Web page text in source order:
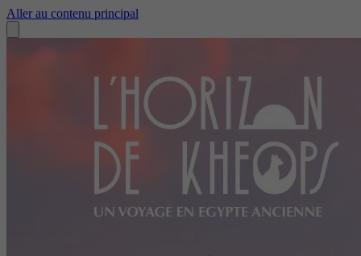
Aller au contenu principal